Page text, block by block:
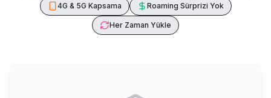
4G & 5G Kapsama Roaming Sürprizi Yok
Her Zaman Yükle